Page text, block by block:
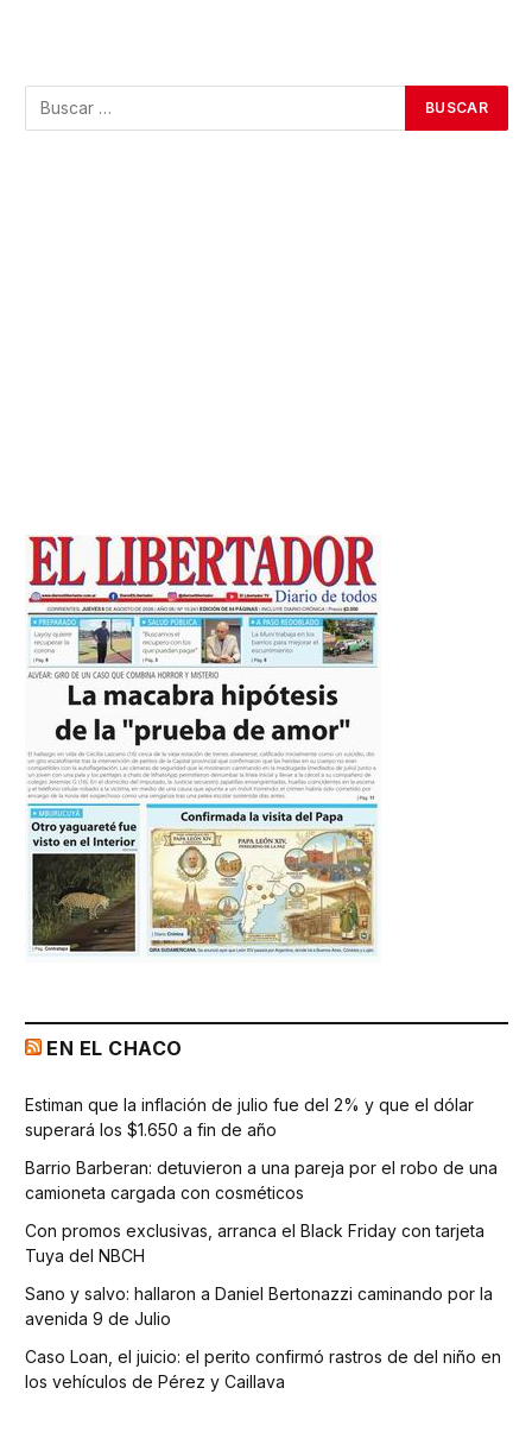
EN EL CHACO
Estiman que la inflación de julio fue del 2% y que el dólar
superará los $1.650 a fin de año
Barrio Barberan: detuvieron a una pareja por el robo de una
camioneta cargada con cosméticos
Con promos exclusivas, arranca el Black Friday con tarjeta
Tuya del NBCH
Sano y salvo: hallaron a Daniel Bertonazzi caminando por la
avenida 9 de Julio
Caso Loan, el juicio: el perito confirmó rastros de del niño en
los vehículos de Pérez y Caillava